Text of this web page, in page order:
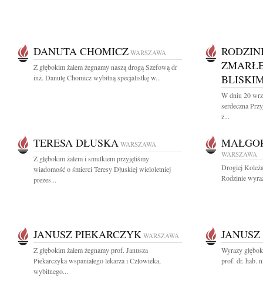
DANUTA CHOMICZ WARSZAWA
Z głębokim żalem żegnamy naszą drogą Szefową dr
inż. Danutę Chomicz wybitną specjalistkę w...
W dniu 20
serdeczna
z...
TERESA DŁUSKA WARSZAWA
Z głębokim żalem i smutkiem przyjęliśmy
wiadomość o śmierci Teresy Dłuskiej wieloletniej
prezes...
WARSZAWA
Drogiej
Rodzinie
JANUSZ PIEKARCZYK WARSZAWA
Z głębokim żalem żegnamy prof. Janusza
Piekarczyka wspaniałego lekarza i Człowieka,
wybitnego...
Wyrazy
prof. dr. hab.